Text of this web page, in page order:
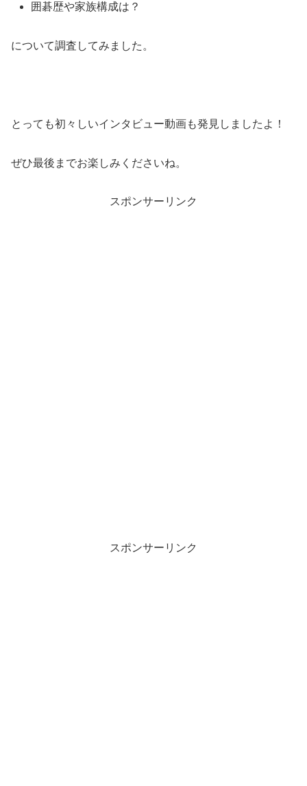
囲碁歴や家族構成は？
について調査してみました。
とっても初々しいインタビュー動画も発見しましたよ！
ぜひ最後までお楽しみくださいね。
スポンサーリンク
スポンサーリンク